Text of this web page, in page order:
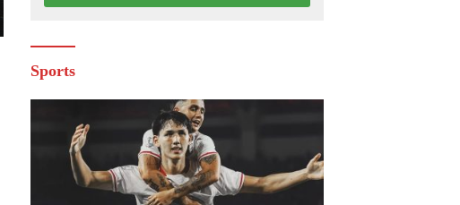
Sports